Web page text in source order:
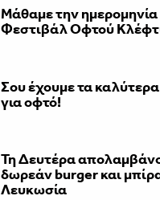
Μάθαμε την ημερομηνία
Φεστιβάλ Οφτού
Σου έχουμε τα
για οφτό!
Τη Δευτέρα
δωρεάν burger και
Λευκωσία